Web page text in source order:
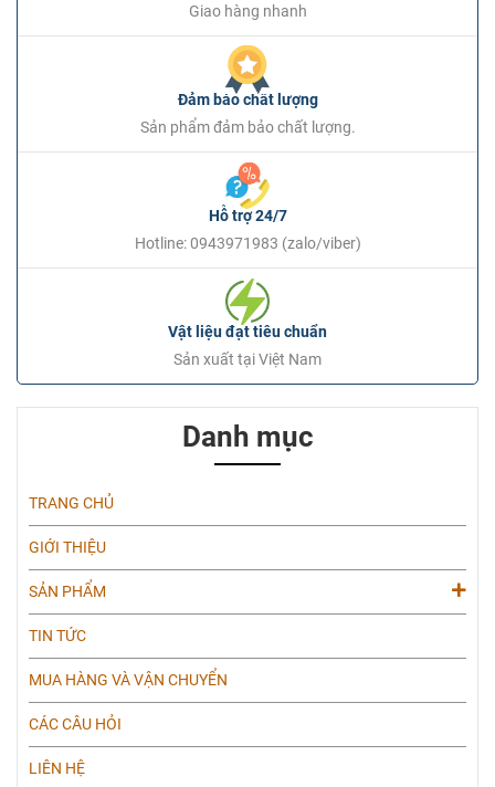
Giao hàng nhanh
Đảm bảo chất lượng
Sản phẩm đảm bảo chất lượng.
Hỗ trợ 24/7
Hotline: 0943971983 (zalo/viber)
Vật liệu đạt tiêu chuẩn
Sản xuất tại Việt Nam
Danh mục
TRANG CHỦ
GIỚI THIỆU
SẢN PHẨM
TIN TỨC
MUA HÀNG VÀ VẬN CHUYỂN
CÁC CÂU HỎI
LIÊN HỆ